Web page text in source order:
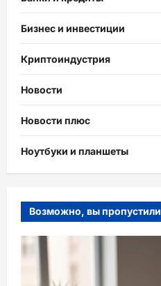
Бизнес и инвестиции
Криптоиндустрия
Новости
Новости плюс
Ноутбуки и планшеты
Возможно, вы пропустили